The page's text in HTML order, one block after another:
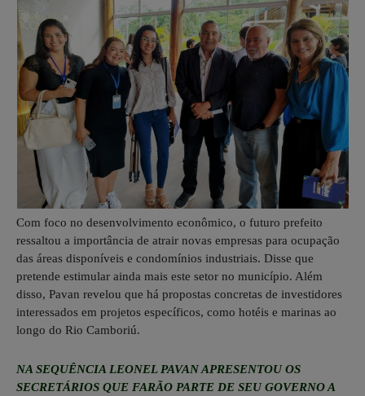
Com foco no desenvolvimento econômico, o futuro prefeito
ressaltou a importância de atrair novas empresas para ocupação
das áreas disponíveis e condomínios industriais. Disse que
pretende estimular ainda mais este setor no município. Além
disso, Pavan revelou que há propostas concretas de investidores
interessados em projetos específicos, como hotéis e marinas ao
longo do Rio Camboriú.
NA SEQUÊNCIA LEONEL PAVAN APRESENTOU OS
SECRETÁRIOS QUE FARÃO PARTE DE SEU GOVERNO A